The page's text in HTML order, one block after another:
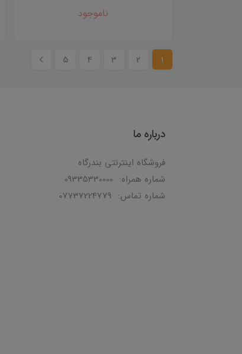
ناموجود
1
2
3
4
5
درباره ما
فروشگاه اینترنتی بندرگاه
شماره همراه: 09335330000
شماره تماس: 07737224779